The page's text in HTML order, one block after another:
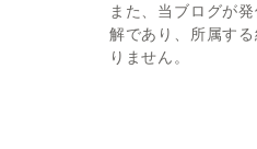
また、当ブログが
解であり、所属す
りません。